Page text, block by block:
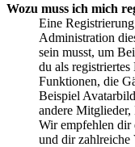
Wozu muss ich mich
Eine
Administration
sein musst, um
du als
Funktionen, die
Beispiel
andere
Wir empfehlen dir
und dir zahlreiche